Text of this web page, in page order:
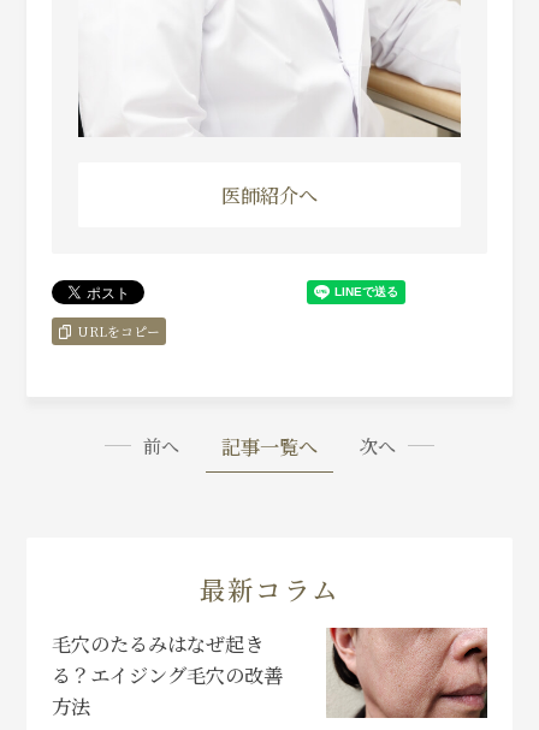
医師紹介へ
URLをコピー
前へ 記事一覧へ 次へ
最新コラム
毛穴のたるみはなぜ起き
る？エイジング毛穴の改善
方法